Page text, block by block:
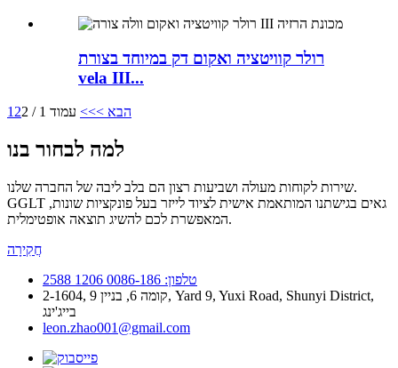
רולר קוויטציה ואקום דק במיוחד בצורת
vela III...
1 2 הבא >>> עמוד 1 / 2
למה לבחור בנו
שירות לקוחות מעולה ושביעות רצון הם בלב ליבה של החברה שלנו.
GGLT גאים בגישתנו המותאמת אישית לציוד לייזר בעל פונקציות שונות,
המאפשרת לכם להשיג תוצאה אופטימלית.
חֲקִירָה
טלפון: 0086-186 1206 2588
2-1604, קומה 6, בניין 9, Yard 9, Yuxi Road, Shunyi District,
בייג'ינג
leon.zhao001@gmail.com